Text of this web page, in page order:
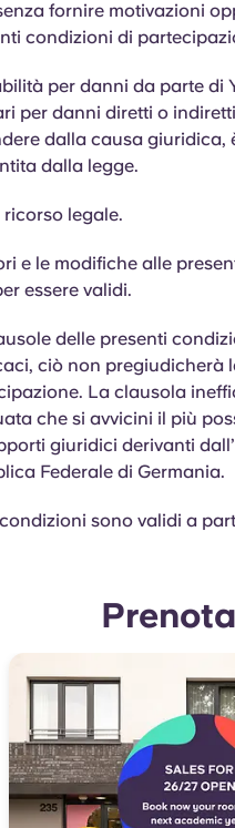
fornire motivazioni
condizioni di
per danni da parte di
per danni diretti o
dalla causa
dalla legge.
legale.
e le modifiche alle
essere validi.
delle presenti
ciò non pregiudicherà
La clausola
che si avvicini il più
giuridici derivanti
Federale di Germania.
sono validi a